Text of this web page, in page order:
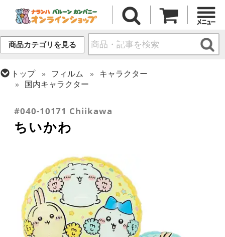
商品カテゴリを見る
トップ フィルム
キャラクター
国内キャラクター
ひなまつり・こどもの日
#040-10171 Chiikawa
ちいかわ